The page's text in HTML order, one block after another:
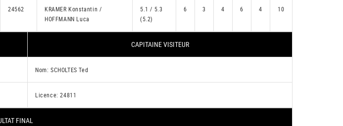
24562
KRAMER Konstantin /
HOFFMANN Luca
5.1 / 5.3
(5.2)
6 3 4 6 4 10
CAPITAINE VISITEUR
Nom: SCHOLTES Ted
Licence: 24811
FINAL